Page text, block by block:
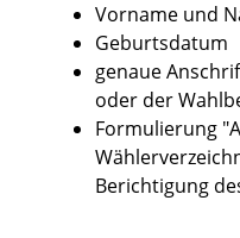
Vorname und
Geburtsdatum
genaue
oder der
Formulierung
Berichtigung